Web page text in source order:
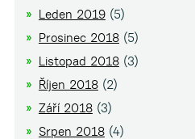
Leden 2019(5)
Prosinec 2018(5)
Listopad 2018(3)
Říjen 2018(2)
Září 2018(3)
Srpen 2018(4)